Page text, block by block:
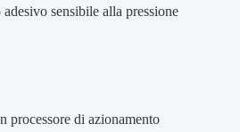
sensibile alla pressione
processore di azionamento